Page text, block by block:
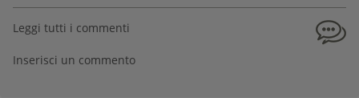
Leggi tutti i commenti
Inserisci un commento